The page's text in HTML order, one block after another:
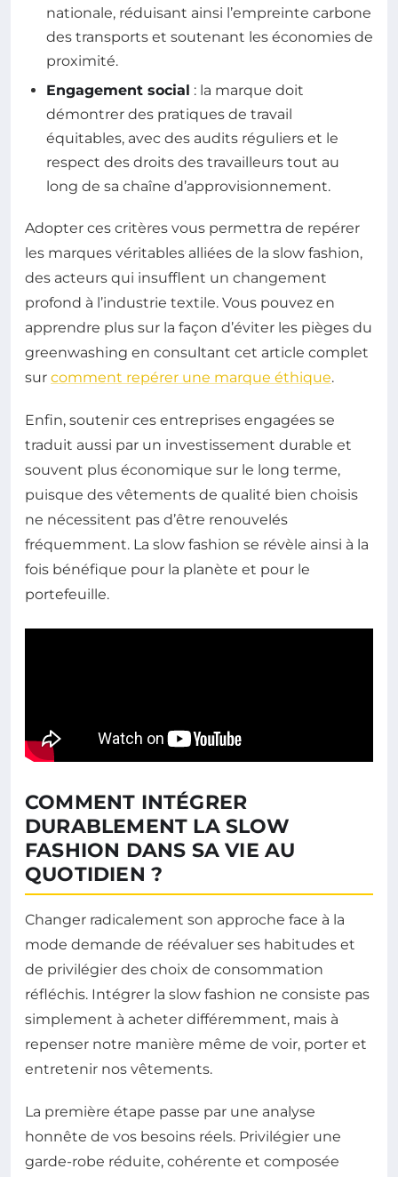
nationale, réduisant ainsi l’empreinte carbone
des transports et soutenant les économies de
proximité.
Engagement social : la marque doit
démontrer des pratiques de travail
équitables, avec des audits réguliers et le
respect des droits des travailleurs tout au
long de sa chaîne d’approvisionnement.
Adopter ces critères vous permettra de repérer
les marques véritables alliées de la slow fashion,
des acteurs qui insufflent un changement
profond à l’industrie textile. Vous pouvez en
apprendre plus sur la façon d’éviter les pièges du
greenwashing en consultant cet article complet
sur comment repérer une marque éthique.
Enfin, soutenir ces entreprises engagées se
traduit aussi par un investissement durable et
souvent plus économique sur le long terme,
puisque des vêtements de qualité bien choisis
ne nécessitent pas d’être renouvelés
fréquemment. La slow fashion se révèle ainsi à la
fois bénéfique pour la planète et pour le
portefeuille.
COMMENT INTÉGRER
DURABLEMENT LA SLOW
FASHION DANS SA VIE AU
QUOTIDIEN ?
Changer radicalement son approche face à la
mode demande de réévaluer ses habitudes et
de privilégier des choix de consommation
réfléchis. Intégrer la slow fashion ne consiste pas
simplement à acheter différemment, mais à
repenser notre manière même de voir, porter et
entretenir nos vêtements.
La première étape passe par une analyse
honnête de vos besoins réels. Privilégier une
garde-robe réduite, cohérente et composée